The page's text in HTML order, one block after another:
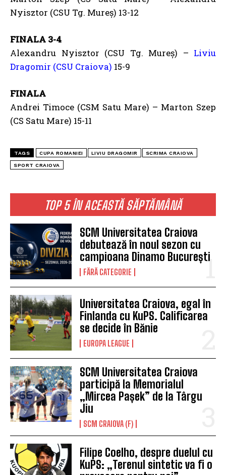
TOP 5 ÎN ACEASTĂ SĂPTĂMÂNĂ
SCM Universitatea Craiova
debutează în noul sezon cu
campioana Dinamo București
FĂRĂ CATEGORIE
Universitatea Craiova, egal în
Finlanda cu KuPS. Calificarea
se decide în Bănie
EUROPA LEAGUE
SCM Universitatea Craiova
participă la Memorialul
„Mircea Pașek” de la Târgu
Jiu
SCM CRAIOVA (F)
Filipe Coelho, despre duelul cu
KuPS: „Terenul sintetic va fi o
Nyisztor (CSU Tg. Mureș) 13-12
FINALA 3-4
Alexandru Nyisztor (CSU Tg. Mureș) – Liviu
Dragomir (CSU Craiova) 15-9
FINALA
Andrei Timoce (CSM Satu Mare) – Marton Szep
(CS Satu Mare) 15-11
TAGS CUPA ROMANIEI LIVIU DRAGOMIR SCRIMA CRAIOVA
SPORT CRAIOVA